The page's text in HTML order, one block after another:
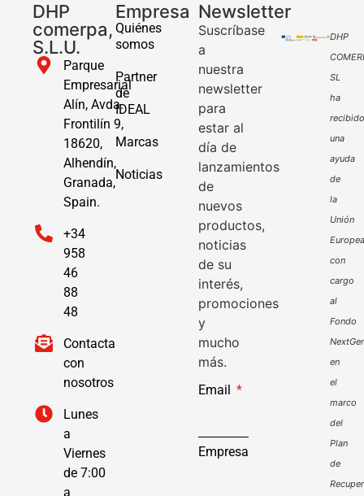
DHP
comerpa,
S.L.U.
Parque
Empresarial
Alín, Avda.
Frontilín 9,
18620,
Alhendín,
Granada,
Spain.
+34
958
46
88
48
Contacta
con
nosotros
Lunes
a
Viernes
de 7:00
a
Empresa
Quiénes
somos
Partner
de
IDEAL
Marcas
Noticias
Newsletter
Suscríbase
a
nuestra
newsletter
para
estar al
día de
lanzamientos
de
nuevos
productos,
noticias
de su
interés,
promociones
y
mucho
más.
Email
Empresa
DHP
SL
ha
recibido
una
ayuda
de
la
Unión
Europea
con
cargo
al
Fondo
en
el
marco
del
Plan
de